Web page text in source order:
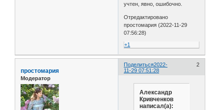
учтен, явно, ошибочно.
Отредактировано
простомария (2022-11-29
07:56:28)
+1
Поделиться 2
2022-
11-29 07:51:28
простомария
Модератор
Александр
Кривченков
написал(а):